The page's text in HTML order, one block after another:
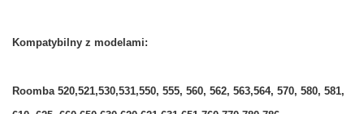
Kompatybilny z modelami:
Roomba 520,521,530,531,550, 555, 560, 562, 563,564, 570, 580, 581,